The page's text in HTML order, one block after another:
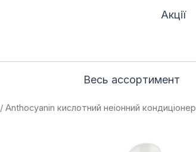
Акції
Весь ассортимент
/ Anthocyanin кислотний неіонний кондиціонер